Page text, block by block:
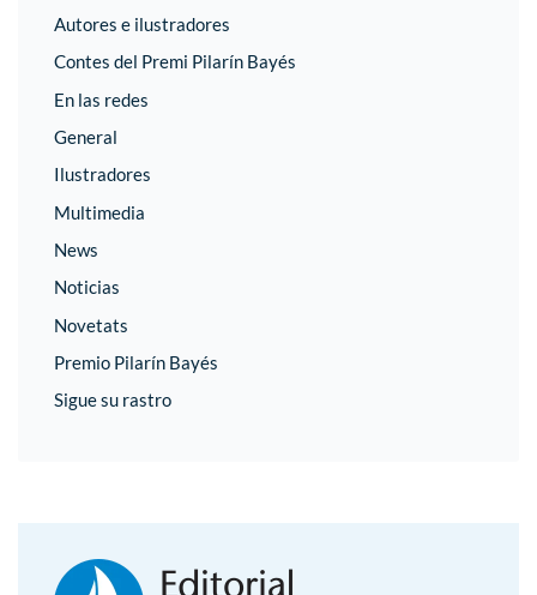
Autores e ilustradores
Contes del Premi Pilarín Bayés
En las redes
General
Ilustradores
Multimedia
News
Noticias
Novetats
Premio Pilarín Bayés
Sigue su rastro